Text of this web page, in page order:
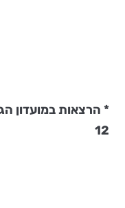
* הרצאות במועדון
12